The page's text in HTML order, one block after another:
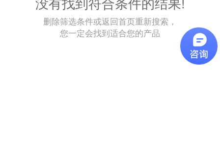
删除筛选条件或返回首页重新搜索，
您一定会找到适合您的产品